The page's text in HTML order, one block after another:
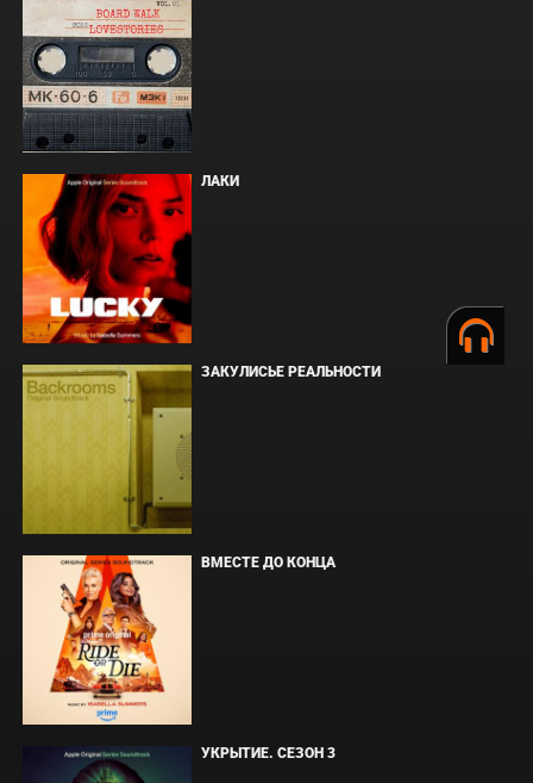
ЛАКИ
ЗАКУЛИСЬЕ РЕАЛЬНОСТИ
ВМЕСТЕ ДО КОНЦА
УКРЫТИЕ. СЕЗОН 3